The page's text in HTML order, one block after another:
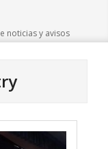
noticias y avisos